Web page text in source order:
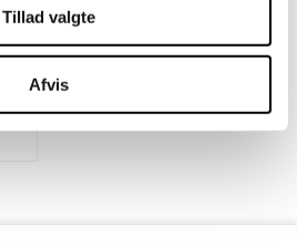
Tillad valgte
Afvis